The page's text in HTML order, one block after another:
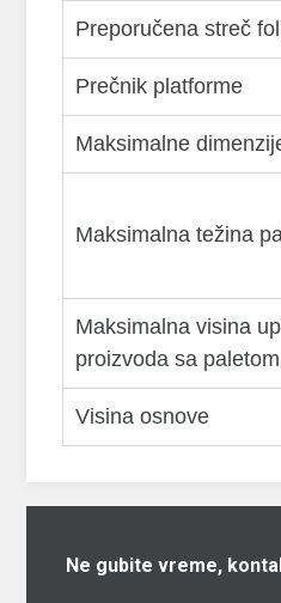
Preporučena streč
Prečnik platforme
Maksimalne
Maksimalna težina
Maksimalna visina
proizvoda sa paletom
Visina osnove
Ne gubite vreme,